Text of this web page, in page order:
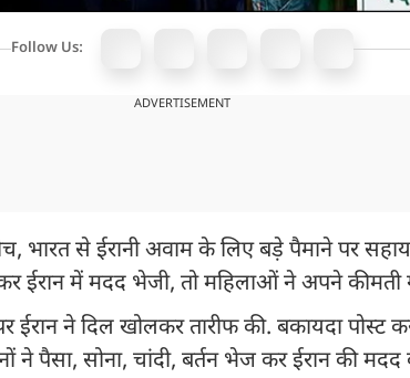
Follow Us:
ADVERTISEMENT
भारत से ईरानी अवाम के लिए बड़े पैमाने पर
ईरान में मदद भेजी, तो महिलाओं ने अपने कीमती
ईरान ने दिल खोलकर तारीफ की. बकायदा पोस्ट
ने पैसा, सोना, चांदी, बर्तन भेज कर ईरान की